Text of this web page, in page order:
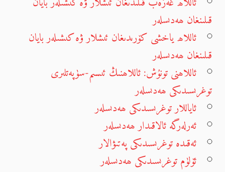
قىلىنغان ھەدىسلەر
ئاللاھ ياخشى كۆرىدىغان ئىشلار ۋە كىشىلەر بايان
قىلىنغان ھەدىسلەر
ئاللاھنى تونۇش: ئاللاھنىڭ ئىسىم-سۈپەتلىرى
توغرىسىدىكى ھەدىسلەر
ئاياللار توغرىسىدىكى ھەدىسلەر
ئەرلەرگە ئالاقىدار ھەدىسلەر
ئەقىدە توغرىسىدىكى پەتىۋالار
ئۆلۈم توغرىسىدىكى ھەدىسلەر